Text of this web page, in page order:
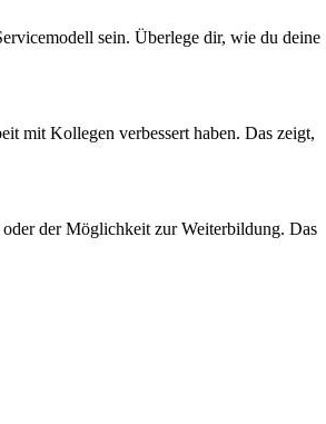
sein. Überlege dir, wie du deine
mit Kollegen verbessert haben. Das zeigt,
der Möglichkeit zur Weiterbildung. Das